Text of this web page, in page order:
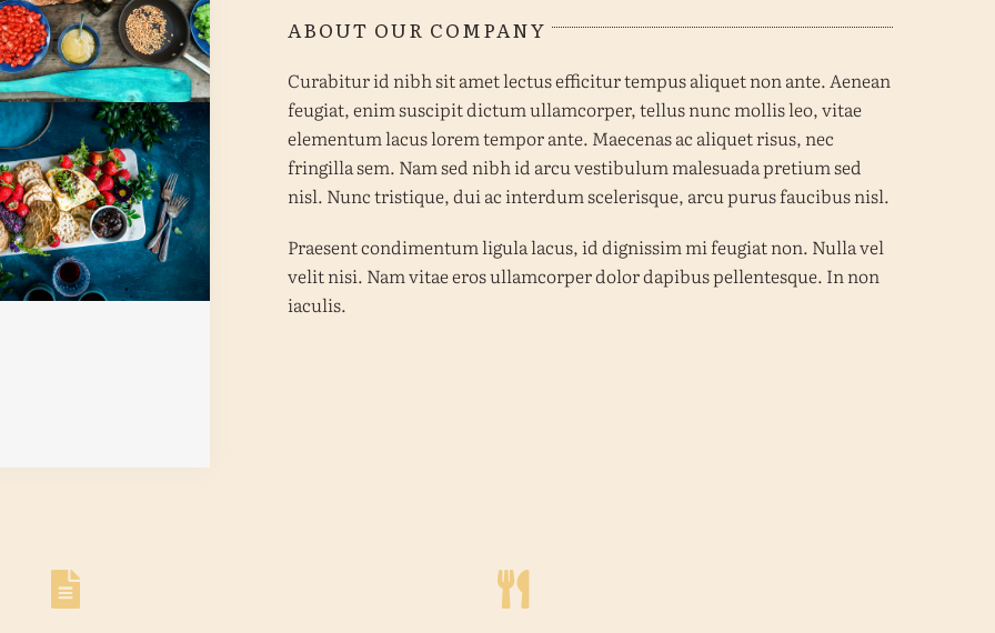
Diet Recipe
Avocado
Cheese Platter
Crackers
and Wine
ABOUT OUR COMPANY
Curabitur id nibh sit amet lectus efficitur tempus aliquet non ante. Aenean
feugiat, enim suscipit dictum ullamcorper, tellus nunc mollis leo, vitae
elementum lacus lorem tempor ante. Maecenas ac aliquet risus, nec
fringilla sem. Nam sed nibh id arcu vestibulum malesuada pretium sed
nisl. Nunc tristique, dui ac interdum scelerisque, arcu purus faucibus nisl.
Praesent condimentum ligula lacus, id dignissim mi feugiat non. Nulla vel
velit nisi. Nam vitae eros ullamcorper dolor dapibus pellentesque. In non
iaculis.